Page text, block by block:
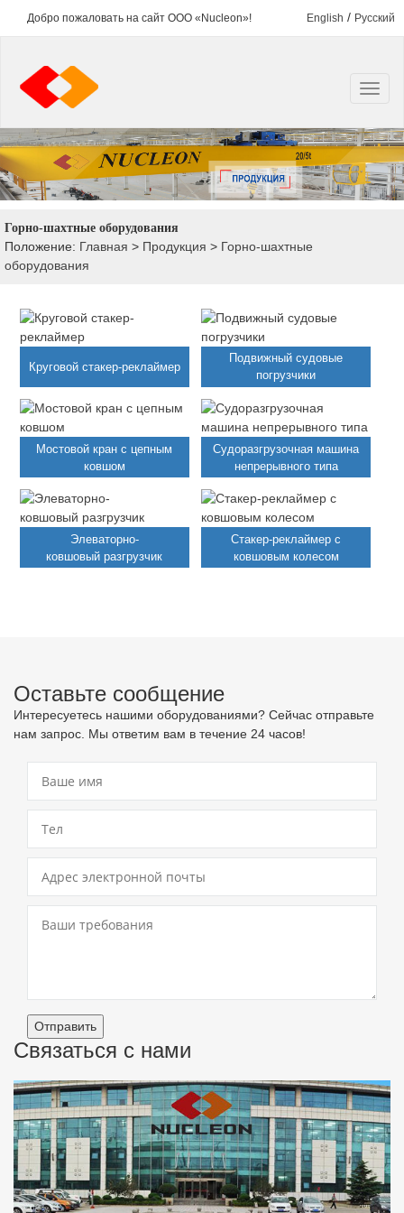
Добро пожаловать на сайт ООО «Nucleon»! English / Русский
Горно-шахтные оборудования
Положение: Главная > Продукция > Горно-шахтные
оборудования
Круговой стакер-реклаймер
Подвижный судовые
погрузчики
Мостовой кран с цепным
ковшом
Судоразгрузочная машина
непрерывного типа
Элеваторно-
ковшовый разгрузчик
Стакер-реклаймер с
ковшовым колесом
Оставьте сообщение
Интересуетесь нашими оборудованиями? Сейчас отправьте
нам запрос. Мы ответим вам в течение 24 часов!
Отправить
Связаться с нами